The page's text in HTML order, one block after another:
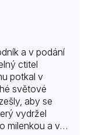
a v podání
ctitel
potkal v
světové
aby se
vydržel
milenkou a v